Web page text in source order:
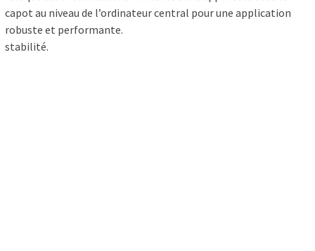
capot au niveau de l’ordinateur central pour une application
robuste et performante.
stabilité.